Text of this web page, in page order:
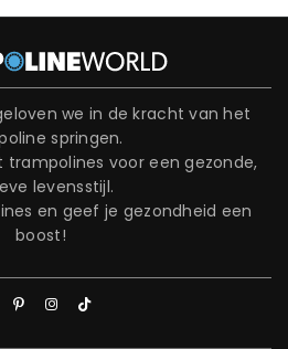
we in de kracht van het
springen.
trampolines voor een gezonde,
levensstijl.
en geef je gezondheid een
boost!
FacebookPinterestInstagram